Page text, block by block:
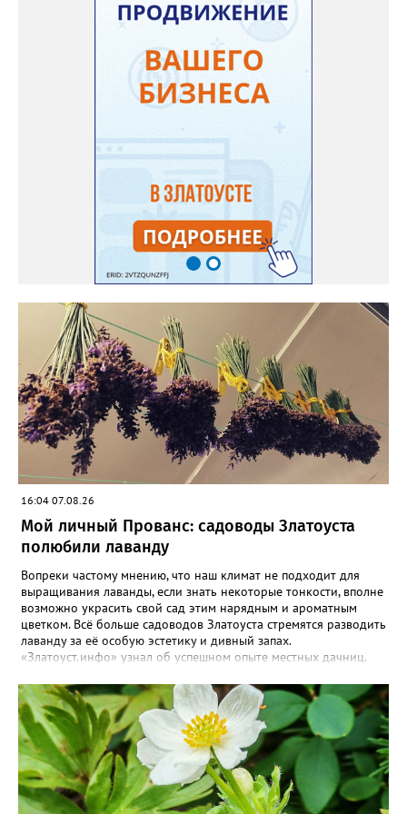
подкармливаю. Не терпится попробовать!». Опытные
бахчеводы из южных регионов в соцсетях посоветовали нашей
землячке: арбуз будет созревшим не раньше, чем с его кожуры
пропадет матовость (станет глянцевым). По срокам опыления
норма зрелости для «Коккоро» - не менее 42 дней от завязи
размером с грецкий орех. Екатерина выяснила у знающих
людей и причину своих неудач – её сеянцы не опылялись, и это
нужно было делать самостоятельно. «Мужской» цветочек для
этого прикладывают к «женскому» - тычинку к пестику. Фото:
Екатерина Громова, специально для «Златоуст.инфо».
Обсуждение новости здесь
ВКОНТАКТЕ https://vk.com/newszlatoust74
16:04 07.08.26
Мой личный Прованс: садоводы Златоуста
полюбили лаванду
Вопреки частому мнению, что наш климат не подходит для
выращивания лаванды, если знать некоторые тонкости, вполне
возможно украсить свой сад этим нарядным и ароматным
цветком. Всё больше садоводов Златоуста стремятся разводить
лаванду за её особую эстетику и дивный запах.
«Златоуст.инфо» узнал об успешном опыте местных дачниц.
семян (на фото), - отметила «Златоуст.инфо» хозяйка частного
дома Екатерина Бойко. – Посадила вдоль забора, потому что
низины этот цветок не любит. Вот уже второй год растет и
радует меня. Соседи просят саженцы: аромат и до них
доносится. В конце лета собираю лаванду в пучки, сушу –
получаются букеты и саше одновременно. Лаванда широко
используется и в кулинарии». Семена, отметила собеседница
нашего портала, у неё были сорта «Вознесенская узколистная».